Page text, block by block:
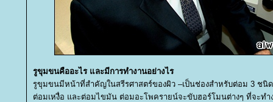
รูขุมขนคืออะไร และมีการทำงานอย่างไร
รูขุมขนมีหน้าที่สำคัญในสรีรศาสตร์ของผิว –เป็นช่องสำหรับต่อม 3 ช
ต่อมเหงื่อ และต่อมไขมัน ต่อมอะโพครายน์จะขับฮอร์โมนต่างๆ ที่จะทำ